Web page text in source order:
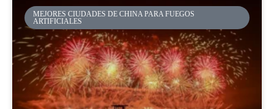
MEJORES CIUDADES DE CHINA PARA FUEGOS
ARTIFICIALES